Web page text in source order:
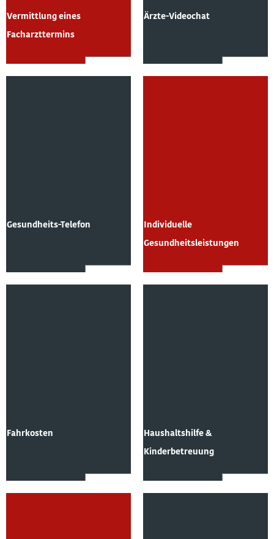
Vermittlung eines
Facharzttermins
Ärzte-Videochat
Gesundheits-Telefon
Individuelle
Gesundheitsleistungen
Fahrkosten
Haushaltshilfe &
Kinderbetreuung